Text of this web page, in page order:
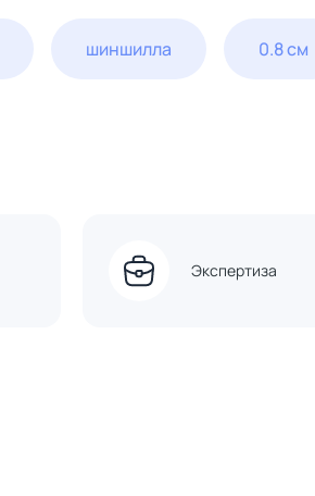
шиншилла 0.8 см
Экспертиза